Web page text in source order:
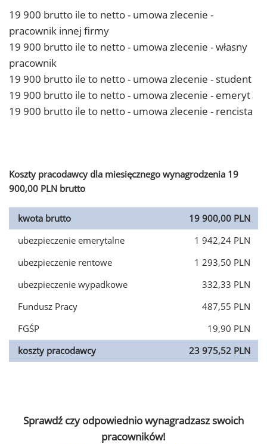
19 900 brutto ile to netto - umowa zlecenie -
pracownik innej firmy
19 900 brutto ile to netto - umowa zlecenie - własny
pracownik
19 900 brutto ile to netto - umowa zlecenie - student
19 900 brutto ile to netto - umowa zlecenie - emeryt
19 900 brutto ile to netto - umowa zlecenie - rencista
Koszty pracodawcy dla miesięcznego wynagrodzenia 19
900,00 PLN brutto
kwota brutto
19 900,00 PLN
ubezpieczenie emerytalne
1 942,24 PLN
ubezpieczenie rentowe
1 293,50 PLN
ubezpieczenie wypadkowe
332,33 PLN
Fundusz Pracy
487,55 PLN
FGŚP
19,90 PLN
koszty pracodawcy
23 975,52 PLN
Sprawdź czy odpowiednio wynagradzasz swoich
pracowników!